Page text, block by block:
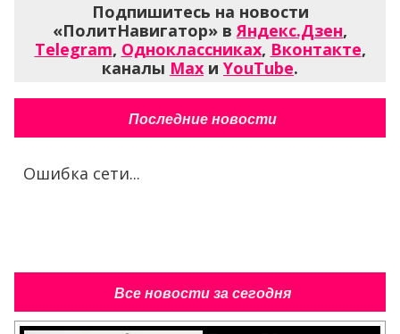
Подпишитесь на новости
«ПолитНавигатор» вЯндекс.Дзен,
Telegram, Одноклассниках, Вконтакте,
каналы Max и YouTube.
Последние новости
Ошибка сети...
Все новости за сегодня